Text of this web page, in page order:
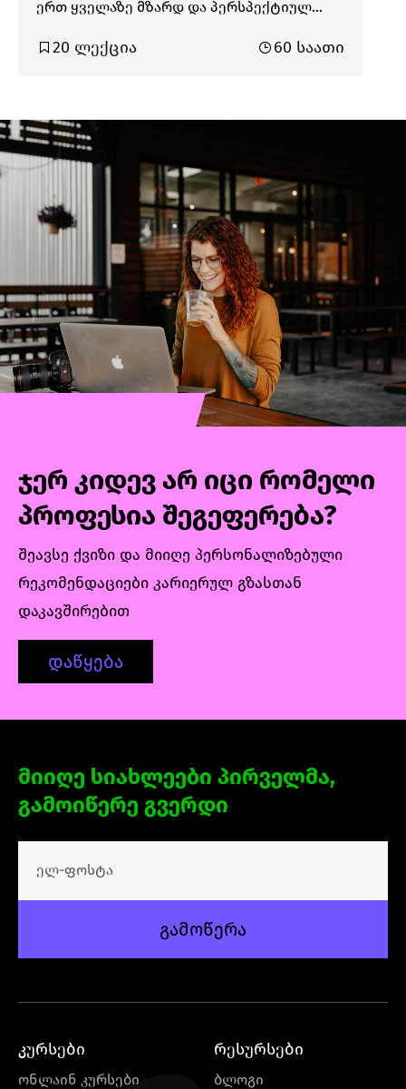
ერთ ყველაზე მზარდ და პერსპექტიულ
დიდი როლი ითამაშა Angular Framework-მა,
აქტიურად მიმდინარეობს. Angular
Framework-ის გამოყენებით თქვენ
შეძლებთ TypeScript-Based Responsive
Single-Page აპლიკაციების (SPA) აწყობას.
კურსის განმავლობაში მთავარი აქცენტი
გაკეთდება Angular-ის მთავარი
კონცეფციების ღრმად შესწავლაზე. დიდი
დრო დაეთმობა TypeScript-ის და RxJS-ის
სიღრმისეულ გარჩევას და ჩვენებას თუ
რატომ არის ღირებული ტიპიზაცია (TS) და
რეაქტიული პარადიგმა (RxJS)
20 ლექცია 60 საათი
ჯერ კიდევ არ იცი რომელი
პროფესია შეგეფერება?
შეავსე ქვიზი და მიიღე პერსონალიზებული
რეკომენდაციები კარიერულ გზასთან
დაკავშირებით
დაწყება
მიიღე სიახლეები პირველმა,
გამოიწერე გვერდი
გამოწერა
კურსები
ონლაინ კურსები
რესურსები
ბლოგი